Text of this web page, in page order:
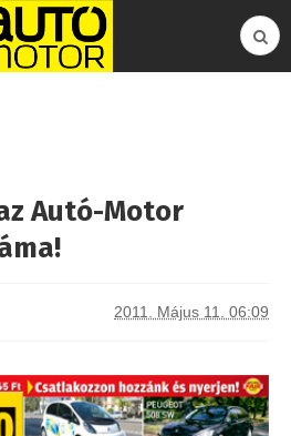
Autó-Motor
2011. Május 11. 06:09